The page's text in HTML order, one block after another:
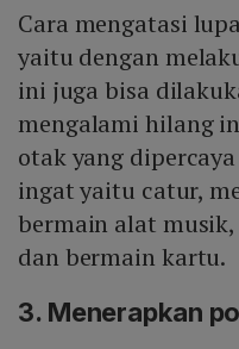
Cara mengatasi
yaitu dengan
ini juga bisa
mengalami hilang
otak yang
ingat yaitu catur,
bermain alat
dan bermain kartu.
3. Menerapkan